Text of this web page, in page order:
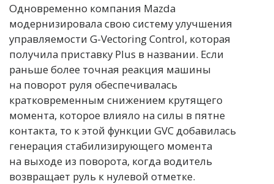
Одновременно компания Mazda
модернизировала свою систему улучшения
управляемости G-Vectoring Control, которая
получила приставку Plus в названии. Если
раньше более точная реакция машины
на поворот руля обеспечивалась
кратковременным снижением крутящего
момента, которое влияло на силы в пятне
контакта, то к этой функции GVC добавилась
генерация стабилизирующего момента
на выходе из поворота, когда водитель
возвращает руль к нулевой отметке.